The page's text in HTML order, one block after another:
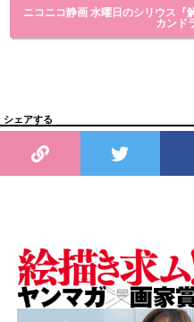
ニコニコ静画 水曜日のシリウス『
カンド
シェアする